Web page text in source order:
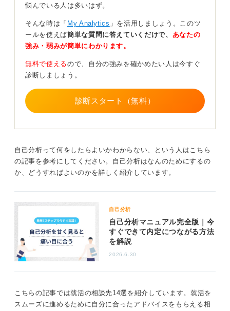
アルバイト、ボランティアに関連するような業界はあり
尊敬できる人や憧れの人に関連する業界はありません
か？
得意とすることや他人から褒められたり感謝された経験
はありませんか？
また、大学での専攻やゼミでは、どのような専門性を身
につけてましたか？
業界のイメージや理解を深めるために、企業の説明会
（業界の合同説明会）へ参加したり、ある程度業界が絞
れてきたらさらに業界や仕事の理解の深掘りのために
も参加するようにしましょう。
大学内にキャリアセンターがあれば、そちらへ出向いて
個別相談を申し込んでみたり企業の合同説明会やインタ
ーンについての情報を収集しましょう。
1
悩んでいる人は多いはず。
そんな時は「 My Analytics 」を活用しましょう。このツ
ールを使えば簡単な質問に答えていくだけで、 あなたの
強み・弱みが簡単にわかります。
無料で使えるので、自分の強みを確かめたい人は今すぐ
診断しましょう。
診断スタート（無料）
自己分析って何をしたらよいかわからない、という人はこちら
の記事を参考にしてください。自己分析はなんのためにするの
か、どうすればよいのかを詳しく紹介しています。
自己分析
自己分析マニュアル完全版｜今
すぐできて内定につながる方法
を解説
2026.6.30
こちらの記事では就活の相談先14選を紹介しています。就活を
スムーズに進めるために自分に合ったアドバイスをもらえる相